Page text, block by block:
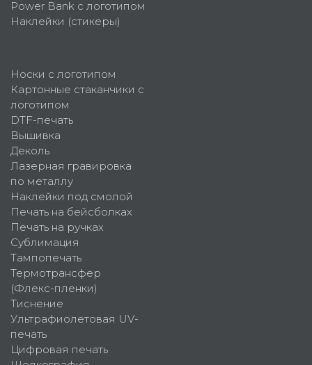
Power Bank с логотипом
Наклейки (стикеры)
Носки с логотипом
Картонные стаканчики с
логотипом
DTF-печать
Вышивка
Деколь
Лазерная гравировка
по металлу
Наклейки под смолой
Печать на бейсболках
Печать на ручках
Сублимация
Тампопечать
Термотрансфер
(Флекс-пленки)
Тиснение
Ультрафиолетовая UV-
печать
Цифровая печать